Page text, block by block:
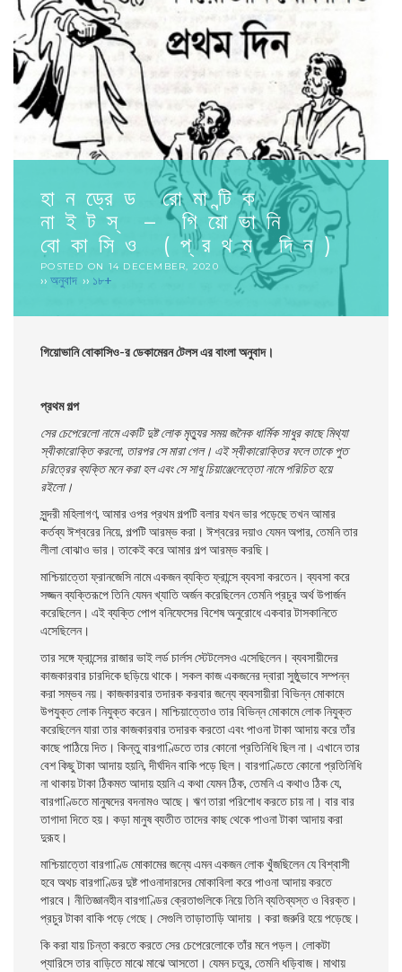
হানড্রেড রোমান্টিক
নাইটস্ – গিয়ােভানি
বােকাসিও (প্রথম দিন)
POSTED ON 14 DECEMBER, 2020
›› অনুবাদ ›› ১৮+
গিয়ােভানি বােকাসিও-র ডেকামেরন টেলস এর বাংলা অনুবাদ।
প্রথম গল্প
সের চেপেরেলাে নামে একটি দুষ্ট লােক মৃত্যুর সময় জনৈক ধার্মিক সাধুর কাছে মিথ্যা
স্বীকারােক্তি করলাে, তারপর সে মারা গেল। এই স্বীকারােক্তির ফলে তাকে পুত
চরিত্রের ব্যক্তি মনে করা হল এবং সে সাধু চিয়াঞ্জেলেত্তো নামে পরিচিত হয়ে
রইলাে।
সুন্দরী মহিলাগণ, আমার ওপর প্রথম গল্পটি বলার যখন ভার পড়েছে তখন আমার
কর্তব্য ঈশ্বরের নিয়ে, গল্পটি আরম্ভ করা। ঈশ্বরের দয়াও যেমন অপার, তেমনি তার
লীলা বােঝাও ভার। তাকেই করে আমার গল্প আরম্ভ করছি।
মাশ্চিয়াত্তো ফ্রানজেসি নামে একজন ব্যক্তি ফ্রান্সে ব্যবসা করতেন। ব্যবসা করে
সজ্জন ব্যক্তিরূপে তিনি যেমন খ্যাতি অর্জন করেছিলেন তেমনি প্রচুর অর্থ উপার্জন
করেছিলেন। এই ব্যক্তি পােপ বনিফেসের বিশেষ অনুরােধে একবার টাসকানিতে
এসেছিলেন।
তার সঙ্গে ফ্রান্সের রাজার ভাই লর্ড চার্লস স্টেটলেসও এসেছিলেন। ব্যবসায়ীদের
কাজকারবার চারদিকে ছড়িয়ে থাকে। সকল কাজ একজনের দ্বারা সুষ্ঠুভাবে সম্পন্ন
করা সম্ভব নয়। কাজকারবার তদারক করবার জন্যে ব্যবসায়ীরা বিভিন্ন মােকামে
উপযুক্ত লােক নিযুক্ত করেন। মাশ্চিয়াত্তোও তার বিভিন্ন মােকামে লােক নিযুক্ত
করেছিলেন যারা তার কাজকারবার তদারক করতাে এবং পাওনা টাকা আদায় করে তাঁর
কাছে পাঠিয়ে দিত। কিন্তু বারগাণ্ডিতে তার কোনাে প্রতিনিধি ছিল না। এখানে তার
বেশ কিছু টাকা আদায় হয়নি, দীর্ঘদিন বাকি পড়ে ছিল। বারগাণ্ডিতে কোনাে প্রতিনিধি
না থাকায় টাকা ঠিকমত আদায় হয়নি এ কথা যেমন ঠিক, তেমনি এ কথাও ঠিক যে,
বারগাণ্ডিতে মানুষদের বদনামও আছে। ঋণ তারা পরিশােধ করতে চায় না। বার বার
তাগাদা দিতে হয়। কড়া মানুষ ব্যতীত তাদের কাছ থেকে পাওনা টাকা আদায় করা
দুরূহ।
মাশ্চিয়াত্তো বারগাণ্ডি মােকামের জন্যে এমন একজন লােক খুঁজছিলেন যে বিশ্বাসী
হবে অথচ বারগাণ্ডির দুষ্ট পাওনাদারদের মােকাবিলা করে পাওনা আদায় করতে
পারবে। নীতিজ্ঞানহীন বারগাণ্ডির ক্রেতাগুলিকে নিয়ে তিনি ব্যতিব্যস্ত ও বিরক্ত।
প্রচুর টাকা বাকি পড়ে গেছে। সেগুলি তাড়াতাড়ি আদায় । করা জরুরি হয়ে পড়েছে।
কি করা যায় চিন্তা করতে করতে সের চেপেরেলোকে তাঁর মনে পড়ল। লােকটা
প্যারিসে তার বাড়িতে মাঝে মাঝে আসতাে। যেমন চতুর, তেমনি ধড়িবাজ। মাথায়